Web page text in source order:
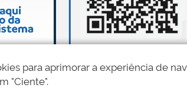
para aprimorar a experiência de
"Ciente".